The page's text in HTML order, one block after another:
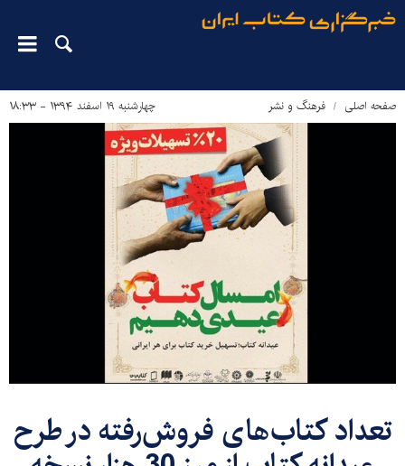
صفحه اصلی فرهنگ و نشر چهارشنبه ۱۹ اسفند ۱۳۹۴ - ۱۸:۳۳
​تعداد كتاب‌های فروش‌رفته در طرح